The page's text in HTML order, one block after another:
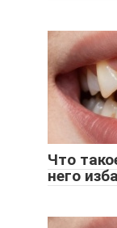
Что
него